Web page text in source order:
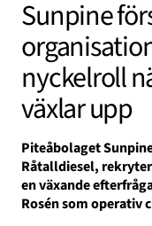
Sunpine
nyckelroll
växlar upp
Piteåbolaget
Råtalldiesel,
en växande
Rosén som operativ